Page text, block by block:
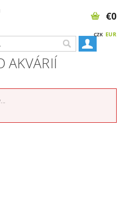
CZK EUR
€0
AKVÁRIÍ